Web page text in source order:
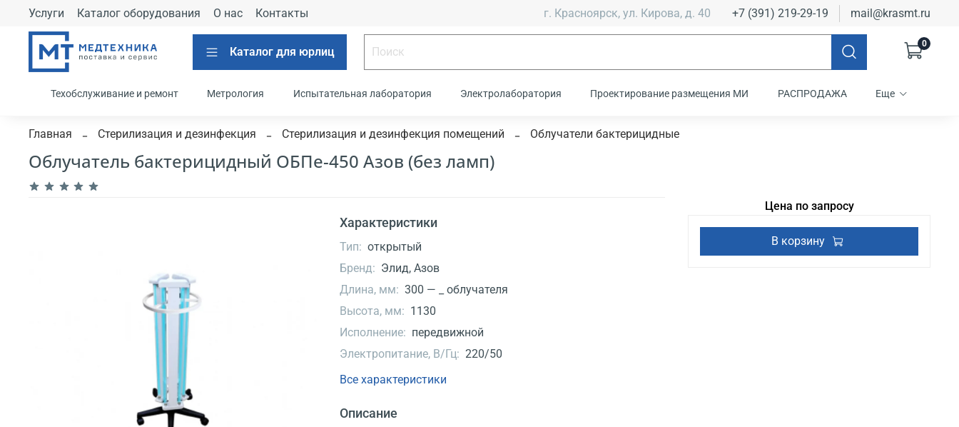
Услуги Каталог оборудования О нас Контакты г. Красноярск, ул. Кирова, д. 40 +7 (391) 219-29-19 mail@krasmt.ru
Каталог для юрлиц
0
Техобслуживание и ремонт Метрология Испытательная лаборатория Электролаборатория Проектирование размещения МИ РАСПРОДАЖА Еще
Главная Стерилизация и дезинфекция Стерилизация и дезинфекция помещений Облучатели бактерицидные
Облучатель бактерицидный ОБПе-450 Азов (без ламп)
Характеристики
Тип: открытый
Бренд: Элид, Азов
Длина, мм: 300 — _ облучателя
Высота, мм: 1130
Исполнение: передвижной
Электропитание, В/Гц: 220/50
Все характеристики
Описание
Цена по запросу
В корзину